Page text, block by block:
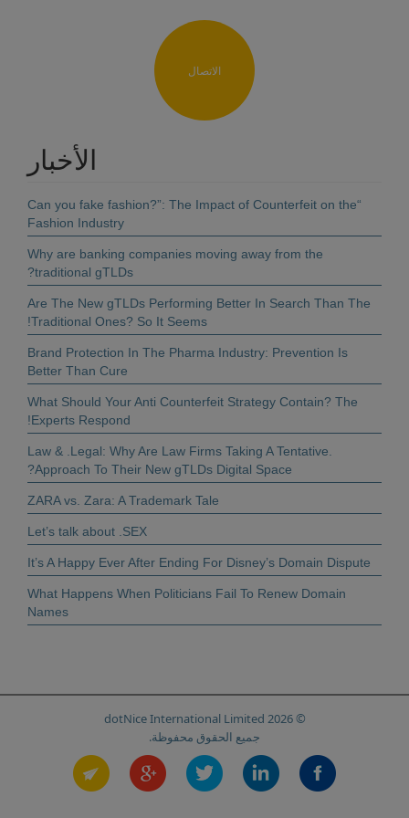
الاتصال
الأخبار
“Can you fake fashion?”: The Impact of Counterfeit on the
Fashion Industry
Why are banking companies moving away from the
traditional gTLDs?
Are The New gTLDs Performing Better In Search Than The
Traditional Ones? So It Seems!
Brand Protection In The Pharma Industry: Prevention Is
Better Than Cure
What Should Your Anti Counterfeit Strategy Contain? The
Experts Respond!
.Law & .Legal: Why Are Law Firms Taking A Tentative
Approach To Their New gTLDs Digital Space?
ZARA vs. Zara: A Trademark Tale
Let’s talk about .SEX
It’s A Happy Ever After Ending For Disney’s Domain Dispute
What Happens When Politicians Fail To Renew Domain
Names
© 2026 dotNice International Limited
جميع الحقوق محفوظة.